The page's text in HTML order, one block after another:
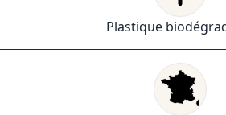
Plastique